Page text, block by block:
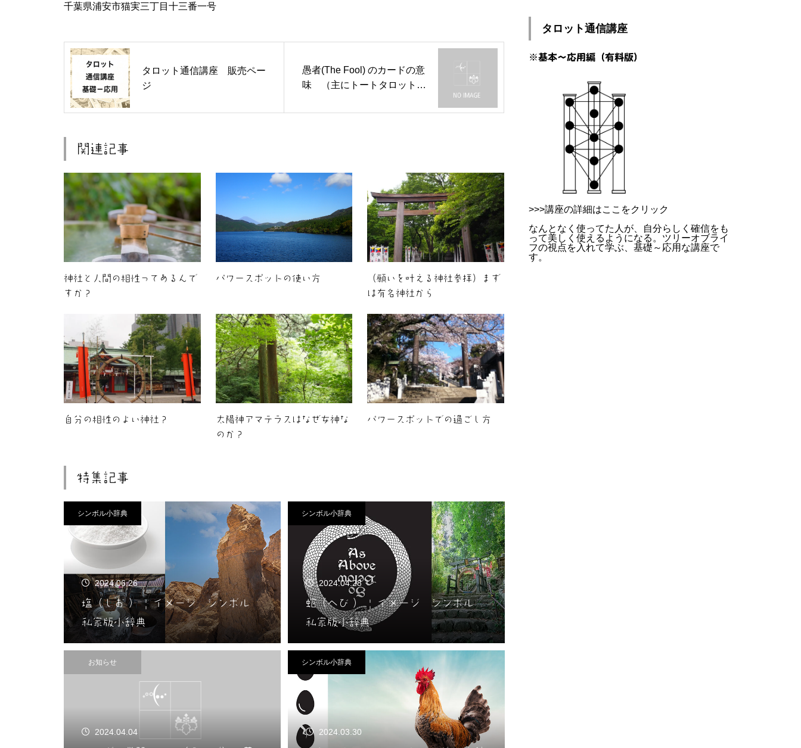
千葉県浦安市猫実三丁目十三番一号
タロット通信講座 販売ペー
ジ
愚者(The Fool) のカードの意
味 （主にトートタロット
関連記事
神社と人間の相性ってあるんで
すか？
パワースポットの使い方
（願いを叶える神社参拝）まず
は有名神社から
自分の相性のよい神社？
太陽神アマテラスはなぜ女神な
のか？
パワースポットでの過ごし方
特集記事
シンボル小辞典
2024.06.26
塩（しお ） | イメージ シンボル
私家版小辞典
シンボル小辞典
2024.04.28
蛇（へび ） | イメージ シンボル
私家版小辞典
お知らせ
2024.04.04
シンボル小辞典
2024.03.30
タロット通信講座
※基本～応用編（有料版）
>>>講座の詳細はここをクリック
なんとなく使ってた人が、自分らしく確信をも
って美しく使えるようになる。ツリーオブライ
フの視点を入れて学ぶ、基礎～応用な講座で
す。